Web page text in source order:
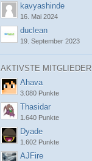
kavyashinde
16. Mai 2024
duclean
19. September 2023
AKTIVSTE MITGLIEDER
Ahava
3.080 Punkte
Thasidar
1.640 Punkte
Dyade
1.602 Punkte
AJFire